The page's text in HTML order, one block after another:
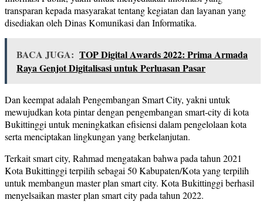
transparan kepada masyarakat tentang kegiatan dan layanan yang
disediakan oleh Dinas Komunikasi dan Informatika.
BACA JUGA: TOP Digital Awards 2022: Prima Armada
Raya Genjot Digitalisasi untuk Perluasan Pasar
Dan keempat adalah Pengembangan Smart City, yakni untuk
mewujudkan kota pintar dengan pengembangan smart-city di kota
Bukittinggi untuk meningkatkan efisiensi dalam pengelolaan kota
serta menciptakan lingkungan yang berkelanjutan.
Terkait smart city, Rahmad mengatakan bahwa pada tahun 2021
Kota Bukittinggi terpilih sebagai 50 Kabupaten/Kota yang terpilih
untuk membangun master plan smart city. Kota Bukittinggi berhasil
menyelsaikan master plan smart city pada tahun 2022.